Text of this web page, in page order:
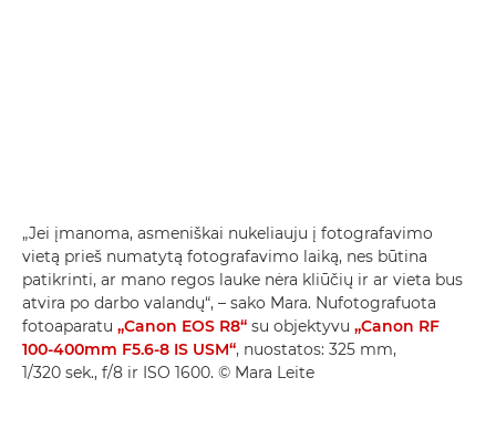
„Jei įmanoma, asmeniškai nukeliauju į fotografavimo
vietą prieš numatytą fotografavimo laiką, nes būtina
patikrinti, ar mano regos lauke nėra kliūčių ir ar vieta bus
atvira po darbo valandų“, – sako Mara. Nufotografuota
fotoaparatu „Canon EOS R8“ su objektyvu „Canon RF
100-400mm F5.6-8 IS USM“, nuostatos: 325 mm,
1/320 sek., f/8 ir ISO 1600. © Mara Leite